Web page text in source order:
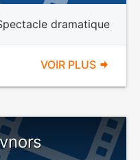
dramatique
VOIR PLUS